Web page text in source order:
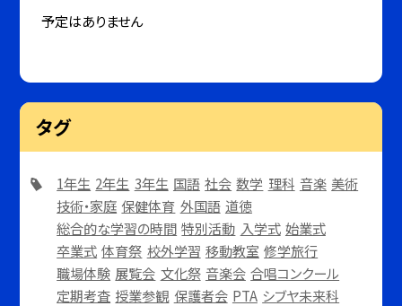
予定はありません
タグ
1年生 2年生 3年生 国語 社会 数学 理科 音楽 美術
技術・家庭 保健体育 外国語 道徳
総合的な学習の時間 特別活動 入学式 始業式
卒業式 体育祭 校外学習 移動教室 修学旅行
職場体験 展覧会 文化祭 音楽会 合唱コンクール
定期考査 授業参観 保護者会 PTA シブヤ未来科